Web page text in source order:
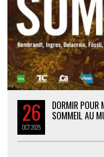
26
OCT2025
DORMIR POUR
SOMMEIL AU